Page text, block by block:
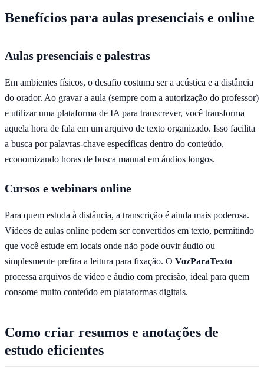
Benefícios para aulas presenciais e online
Aulas presenciais e palestras
Em ambientes físicos, o desafio costuma ser a acústica e a distância
do orador. Ao gravar a aula (sempre com a autorização do professor)
e utilizar uma plataforma de IA para transcrever, você transforma
aquela hora de fala em um arquivo de texto organizado. Isso facilita
a busca por palavras-chave específicas dentro do conteúdo,
economizando horas de busca manual em áudios longos.
Cursos e webinars online
Para quem estuda à distância, a transcrição é ainda mais poderosa.
Vídeos de aulas online podem ser convertidos em texto, permitindo
que você estude em locais onde não pode ouvir áudio ou
simplesmente prefira a leitura para fixação. O VozParaTexto
processa arquivos de vídeo e áudio com precisão, ideal para quem
consome muito conteúdo em plataformas digitais.
Como criar resumos e anotações de
estudo eficientes